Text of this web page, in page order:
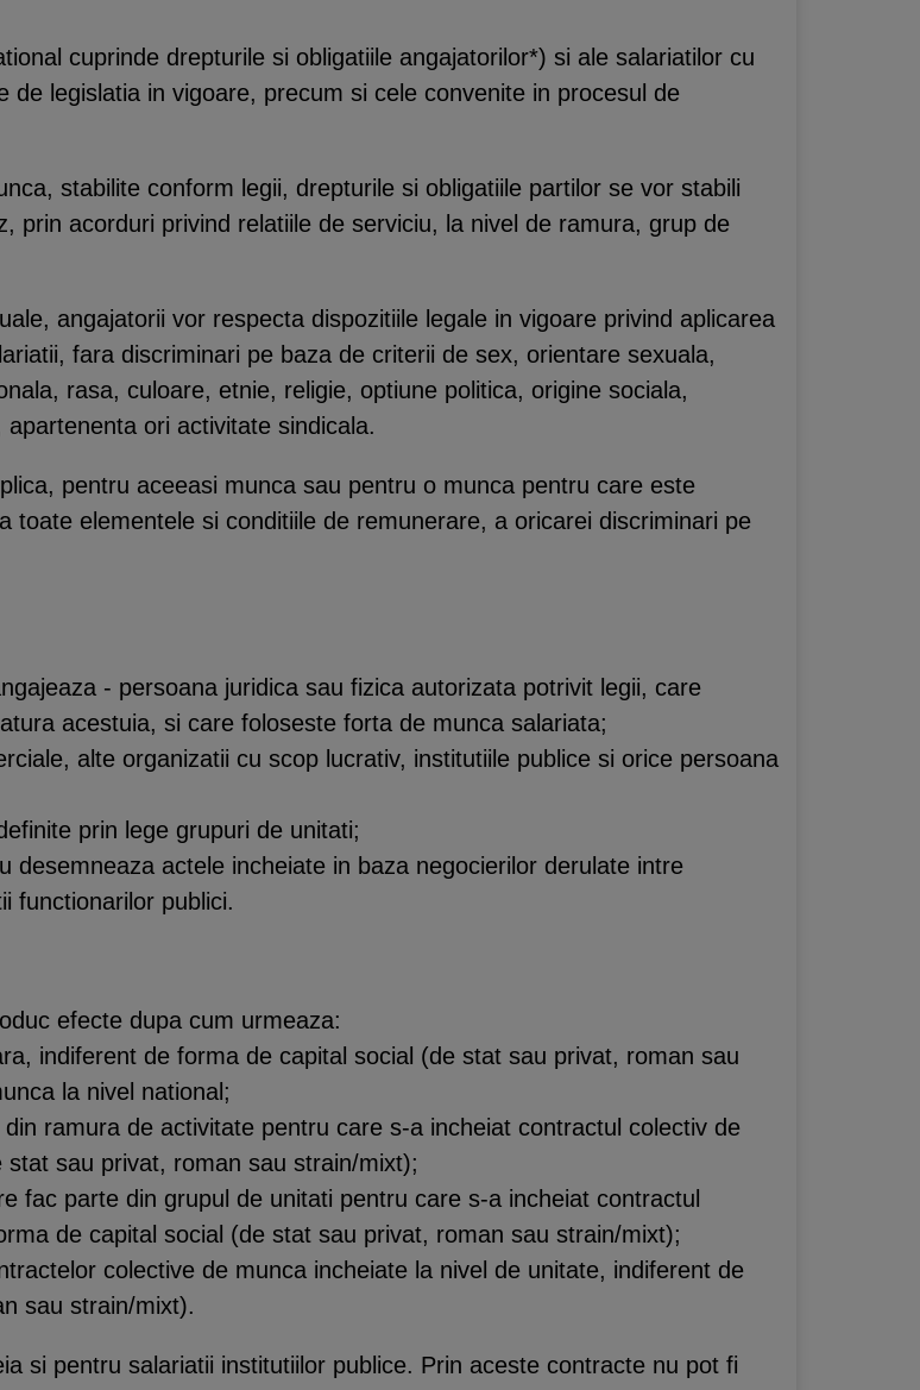
cuprinde drepturile si obligatiile angajatorilor*) si ale salariatilor cu
de legislatia in vigoare, precum si cele convenite in procesul de
stabilite conform legii, drepturile si obligatiile partilor se vor stabili
prin acorduri privind relatiile de serviciu, la nivel de ramura, grup de
angajatorii vor respecta dispozitiile legale in vigoare privind aplicarea
fara discriminari pe baza de criterii de sex, orientare sexuala,
rasa, culoare, etnie, religie, optiune politica, origine sociala,
ori activitate sindicala.
pentru aceeasi munca sau pentru o munca pentru care este
toate elementele si conditiile de remunerare, a oricarei discriminari pe
- persoana juridica sau fizica autorizata potrivit legii, care
acestuia, si care foloseste forta de munca salariata;
alte organizatii cu scop lucrativ, institutiile publice si orice persoana
prin lege grupuri de unitati;
desemneaza actele incheiate in baza negocierilor derulate intre
functionarilor publici.
efecte dupa cum urmeaza:
indiferent de forma de capital social (de stat sau privat, roman sau
la nivel national;
ramura de activitate pentru care s-a incheiat contractul colectiv de
sau privat, roman sau strain/mixt);
fac parte din grupul de unitati pentru care s-a incheiat contractul
de capital social (de stat sau privat, roman sau strain/mixt);
colective de munca incheiate la nivel de unitate, indiferent de
sau strain/mixt).
si pentru salariatii institutiilor publice. Prin aceste contracte nu pot fi